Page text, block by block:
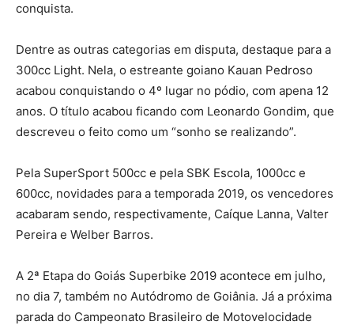
conquista.
Dentre as outras categorias em disputa, destaque para a
300cc Light. Nela, o estreante goiano Kauan Pedroso
acabou conquistando o 4º lugar no pódio, com apena 12
anos. O título acabou ficando com Leonardo Gondim, que
descreveu o feito como um “sonho se realizando”.
Pela SuperSport 500cc e pela SBK Escola, 1000cc e
600cc, novidades para a temporada 2019, os vencedores
acabaram sendo, respectivamente, Caíque Lanna, Valter
Pereira e Welber Barros.
A 2ª Etapa do Goiás Superbike 2019 acontece em julho,
no dia 7, também no Autódromo de Goiânia. Já a próxima
parada do Campeonato Brasileiro de Motovelocidade